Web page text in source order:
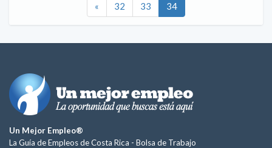
« 32 33 34
Un Mejor Empleo®
La Guía de Empleos de Costa Rica - Bolsa de Trabajo